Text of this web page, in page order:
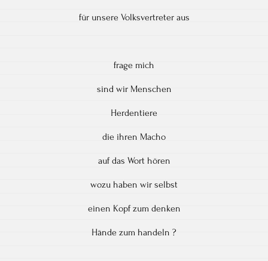
für unsere Volksvertreter aus
frage mich
sind wir Menschen
Herdentiere
die ihren Macho
auf das Wort hören
wozu haben wir selbst
einen Kopf zum denken
Hände zum handeln ?